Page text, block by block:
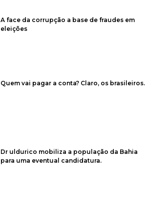
A face da corrupção a base de fraudes em
eleições
Quem vai pagar a conta? Claro, os brasileiros.
Dr uldurico mobiliza a população da Bahia
para uma eventual candidatura.